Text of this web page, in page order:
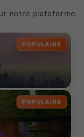
notre plateforme
POPULAIRE
POPULAIRE